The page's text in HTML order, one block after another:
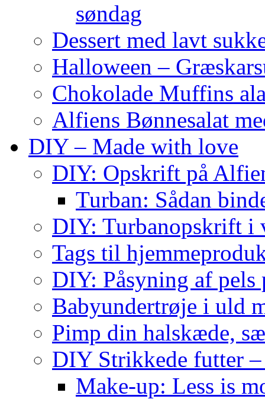
søndag
Dessert med lavt
Halloween –
Chokolade Muffins
Alfiens Bønnesalat
DIY – Made with love
DIY: Opskrift på
Turban: Sådan
DIY: Turbanopskrift i
Tags til
DIY: Påsyning af
Babyundertrøje i uld
Pimp din halskæde,
DIY Strikkede futter
Make-up: Less is